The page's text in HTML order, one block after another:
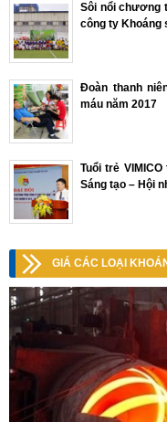
Sôi nổi chương
công ty Khoáng
Đoàn thanh
máu năm 2017
Tuổi trẻ
Sáng tạo – Hội
GIÁ CÁC LOẠI